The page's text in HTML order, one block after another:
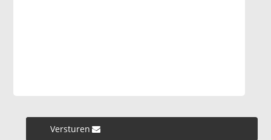
Versturen »